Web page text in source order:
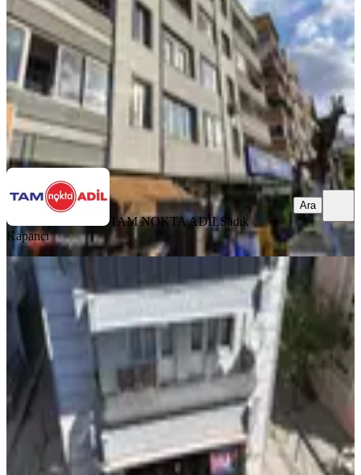
3+1
120 m² ·3. Kat· 05.08.2026
3.000.000 ₺
TAM NOKTA ADİL Sadık Kapancı
Ara
TAM NOKTA ADİLSadık
Kapancı
Ara
BALKONLU
Bergama Fatih Mahallesinde Satılık
Geniş 3+1 Daire
Bergama, Fatih Mahallesi
140 m²· Yüksek giriş ·05.08.2026
3.825.000 ₺
TAM NOKTA ADİLismail aksoy